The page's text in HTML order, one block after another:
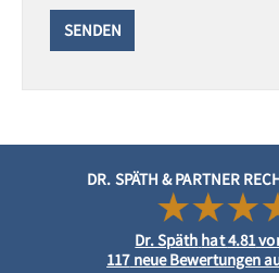
DR. SPÄTH & PARTNER
Dr. Späth hat4.81
117neue Bewertungen